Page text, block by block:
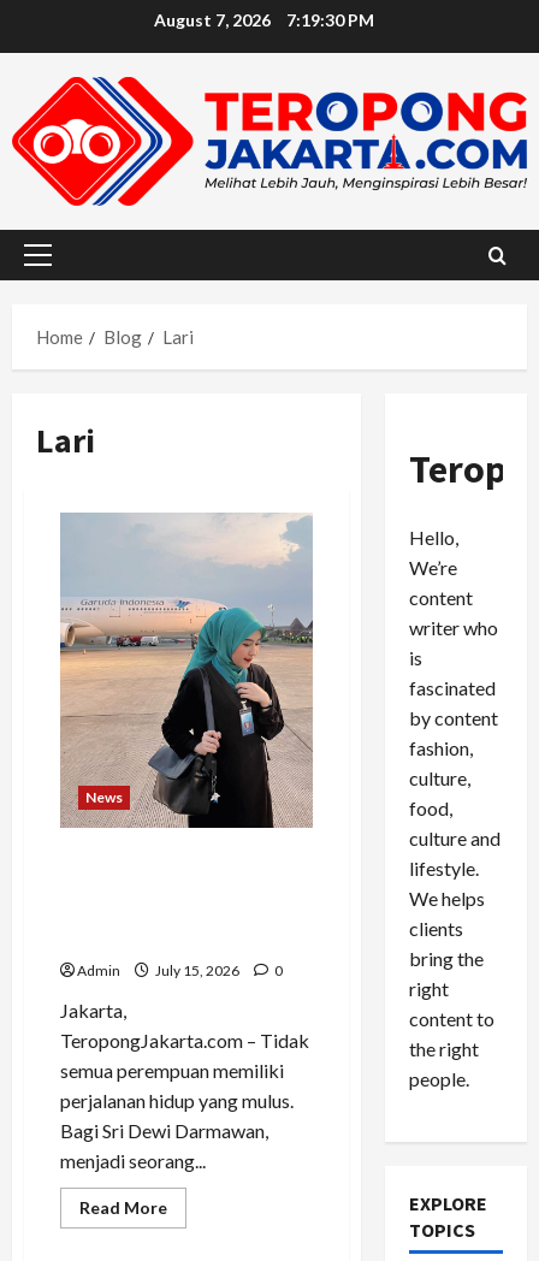
August 7, 2026 7:19:32 PM
Primary
Home
Blog Lari
Lari
News
Admin July 15, 2026 0
Jakarta,
TeropongJakarta.com – Tidak
semua perempuan memiliki
perjalanan hidup yang mulus.
Bagi Sri Dewi Darmawan,
menjadi seorang...
Read MoreRead
more
Hello,
We’re
content
writer who
is
fascinated
by content
fashion,
culture,
food,
culture and
lifestyle.
We helps
clients
bring the
right
content to
the right
people.
EXPLORE
TOPICS